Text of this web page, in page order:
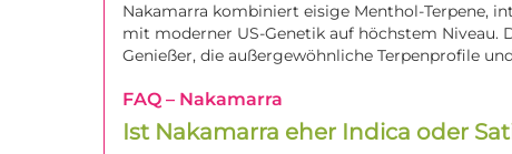
Nakamarra kombiniert eisige Menthol-Terpene,
mit moderner US-Genetik auf höchstem Niveau.
Genießer, die außergewöhnliche Terpenprofile
FAQ – Nakamarra
Ist Nakamarra eher Indica oder